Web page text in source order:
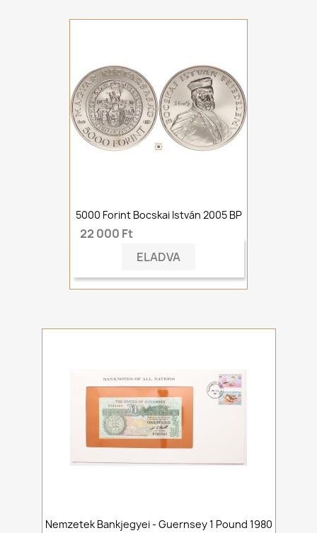
5000 Forint Bocskai István 2005 BP
22 000 Ft
ELADVA
Nemzetek Bankjegyei - Guernsey 1 Pound 1980